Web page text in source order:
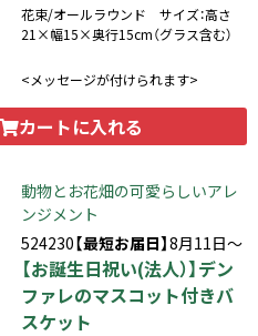
花束/オールラウンド サイズ：高さ
21×幅15×奥行15cm（グラス含む）
<メッセージが付けられます>
カートに入れる
動物とお花畑の可愛らしいアレ
ンジメント
524230【最短お届日】8月11日～
【お誕生日祝い(法人）】デン
ファレのマスコット付きバ
スケット